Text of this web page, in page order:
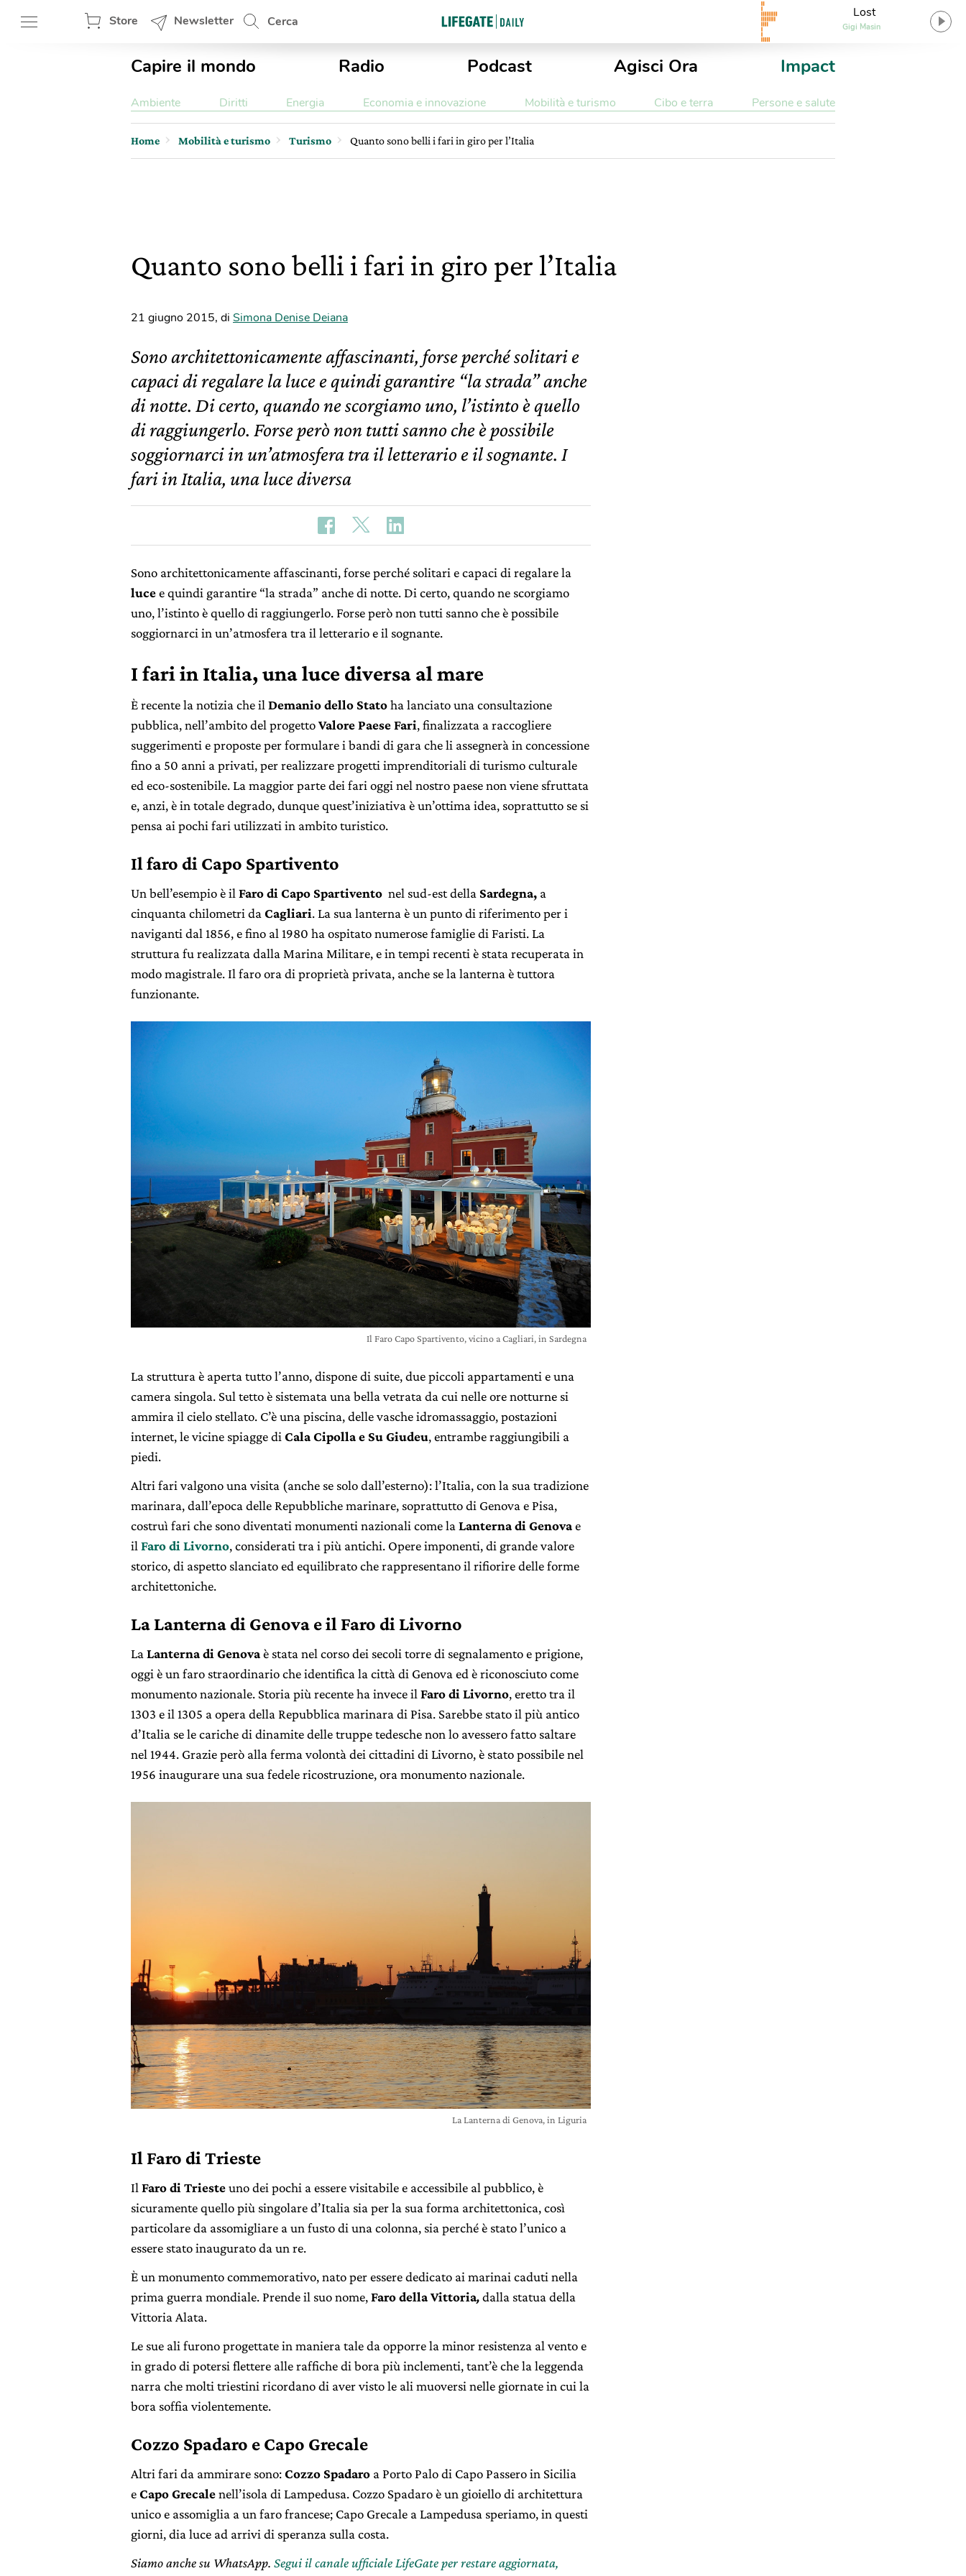
Store Newsletter Cerca
Lost
Gigi Masin
Capire il mondo Radio Podcast Agisci Ora Impact
Ambiente Diritti Energia Economia e innovazione Mobilità e turismo Cibo e terra Persone e salute
Home Mobilità e turismo Turismo Quanto sono belli i fari in giro per l’Italia
Quanto sono belli i fari in giro per l’Italia
21 giugno 2015, di Simona Denise Deiana
Sono architettonicamente affascinanti, forse perché solitari e
capaci di regalare la luce e quindi garantire “la strada” anche
di notte. Di certo, quando ne scorgiamo uno, l’istinto è quello
di raggiungerlo. Forse però non tutti sanno che è possibile
soggiornarci in un’atmosfera tra il letterario e il sognante. I
fari in Italia, una luce diversa
Sono architettonicamente affascinanti, forse perché solitari e capaci di regalare la
lucee quindi garantire “la strada” anche di notte. Di certo, quando ne scorgiamo
uno, l’istinto è quello di raggiungerlo. Forse però non tutti sanno che è possibile
soggiornarci in un’atmosfera tra il letterario e il sognante.
I fari in Italia, una luce diversa al mare
È recente la notizia che il Demanio dello Statoha lanciato una consultazione
pubblica, nell’ambito del progettoValore Paese Fari, finalizzata a raccogliere
suggerimenti e proposte per formulare i bandi di gara che li assegnerà in concessione
fino a 50 anni a privati, per realizzare progetti imprenditoriali di turismo culturale
ed eco-sostenibile. La maggior parte dei fari oggi nel nostro paese non viene sfruttata
e, anzi, è in totale degrado, dunque quest’iniziativa è un’ottima idea, soprattutto se si
pensa ai pochi fari utilizzati in ambito turistico.
Il faro di Capo Spartivento
Un bell’esempio è il Faro di Capo Spartivento nel sud-est della Sardegna, a
cinquanta chilometri da Cagliari. La sua lanterna è un punto di riferimento per i
naviganti dal 1856, e fino al 1980 ha ospitato numerose famiglie di Faristi. La
struttura fu realizzata dalla Marina Militare, e in tempi recenti è stata recuperata in
modo magistrale. Il faro ora di proprietà privata, anche se la lanterna è tuttora
funzionante.
Il Faro Capo Spartivento, vicino a Cagliari, in Sardegna
La struttura è aperta tutto l’anno, dispone di suite, due piccoli appartamenti e una
camera singola. Sul tetto è sistemata una bella vetrata da cui nelle ore notturne si
ammira il cielo stellato. C’è una piscina, delle vasche idromassaggio, postazioni
internet, le vicine spiagge diCala Cipolla e Su Giudeu, entrambe raggiungibili a
piedi.
Altri fari valgono una visita (anche se solo dall’esterno): l’Italia, con la sua tradizione
marinara, dall’epoca delle Repubbliche marinare, soprattutto di Genova e Pisa,
costruì fari che sono diventati monumenti nazionali come laLanterna di Genovae
ilFaro di Livorno, considerati tra i più antichi. Opere imponenti, di grande valore
storico, di aspetto slanciato ed equilibrato che rappresentano il rifiorire delle forme
architettoniche.
La Lanterna di Genova e il Faro di Livorno
LaLanterna di Genovaè stata nel corso dei secoli torre di segnalamento e prigione,
oggi è un faro straordinario che identifica la città di Genova ed è riconosciuto come
monumento nazionale. Storia più recente ha invece ilFaro di Livorno, eretto tra il
1303 e il 1305 a opera della Repubblica marinara di Pisa. Sarebbe stato il più antico
d’Italia se le cariche di dinamite delle truppe tedesche non lo avessero fatto saltare
nel 1944. Grazie però alla ferma volontà dei cittadini di Livorno, è stato possibile nel
1956 inaugurare una sua fedele ricostruzione, ora monumento nazionale.
La Lanterna di Genova, in Liguria
Il Faro di Trieste
Il Faro di Triesteuno dei pochi a essere visitabile e accessibile al pubblico, è
sicuramente quello più singolare d’Italia sia per la sua forma architettonica, così
particolare da assomigliare a un fusto di una colonna, sia perché è stato l’unico a
essere stato inaugurato da un re.
Èun monumento commemorativo, nato per essere dedicato ai marinai caduti nella
prima guerra mondiale. Prende il suo nome,Faro della Vittoria,dalla statua della
Vittoria Alata.
Le sue ali furono progettate in maniera tale da opporre la minor resistenza al vento e
in grado di potersi flettere alle raffiche di bora più inclementi, tant’è che la leggenda
narra che molti triestini ricordano di aver visto le ali muoversi nelle giornate in cui la
bora soffia violentemente.
Cozzo Spadaro e Capo Grecale
Altri fari da ammirare sono:Cozzo Spadaro a Porto Palo di Capo Passero in Sicilia
eCapo Grecalenell’isola di Lampedusa. Cozzo Spadaro è un gioiello di architettura
unico e assomiglia a un faro francese; Capo Grecale a Lampedusa speriamo, in questi
giorni, dia luce ad arrivi di speranza sulla costa.
Siamo anche su WhatsApp. Segui il canale ufficiale LifeGate per restare aggiornata,